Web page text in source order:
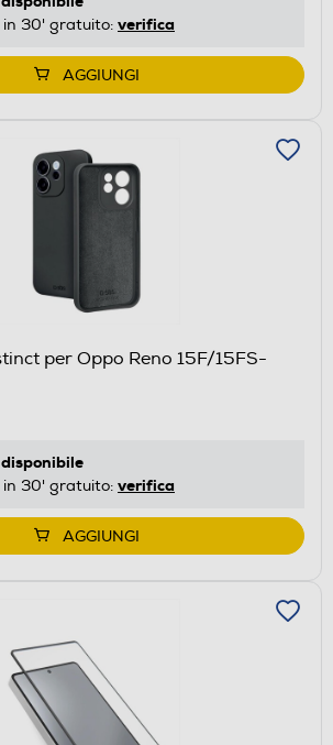
in 30' gratuito: verifica
AGGIUNGI
per Oppo Reno 15F/15FS-
disponibile
in 30' gratuito: verifica
AGGIUNGI